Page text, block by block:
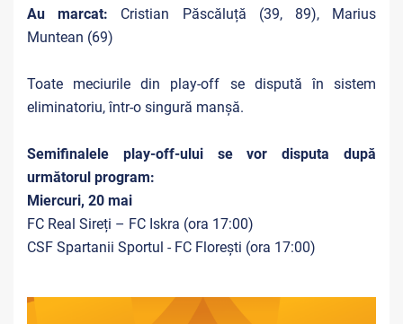
Au marcat: Cristian Păscăluță (39, 89), Marius
Muntean (69)
Toate meciurile din play-off se dispută în sistem
eliminatoriu, într-o singură manșă.
Semifinalele play-off-ului se vor disputa după
următorul program:
Miercuri, 20 mai
FC Real Sireți – FC Iskra (ora 17:00)
CSF Spartanii Sportul - FC Florești (ora 17:00)